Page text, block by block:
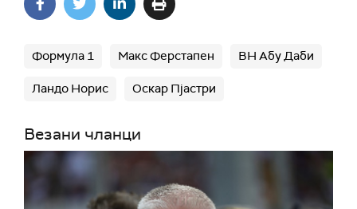
Формула 1 Макс Ферстапен ВН Абу Даби
Ландо Норис Оскар Пјастри
Везани чланци